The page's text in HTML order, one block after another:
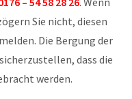
Sie nicht, diesen
Die Bergung der
dass die
werden.